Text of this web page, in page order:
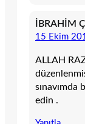
İBRAHİM
15 Ekim
ALLAH
sınavımda
edin .